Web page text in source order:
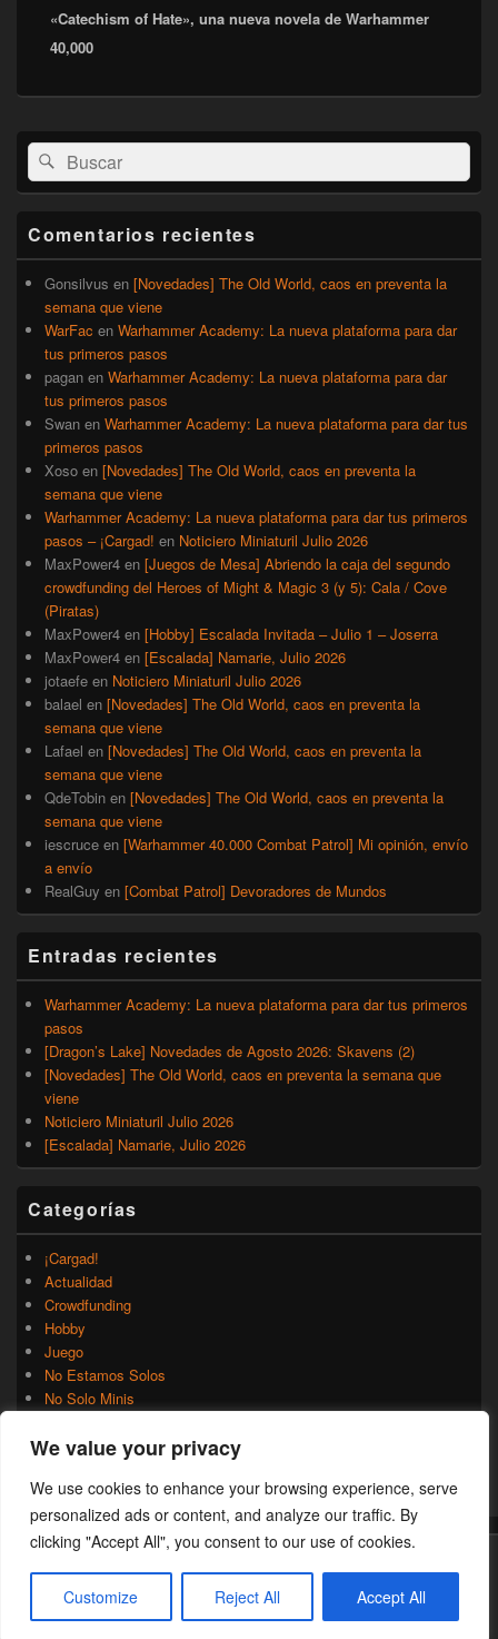
We value your privacy
We use cookies to enhance your browsing experience, serve
personalized ads or content, and analyze our traffic. By
clicking "Accept All", you consent to our use of cookies.
Customize Reject All Accept All
siguiente:
«Catechism of Hate», una nueva novela de Warhammer
40,000
El
área
de
widget
lateral
primaria
Buscar
por:
Buscar
Comentarios recientes
Gonsilvus en [Novedades] The Old World, caos en preventa la
semana que viene
WarFac en Warhammer Academy: La nueva plataforma para dar
tus primeros pasos
pagan en Warhammer Academy: La nueva plataforma para dar
tus primeros pasos
Swan en Warhammer Academy: La nueva plataforma para dar tus
primeros pasos
Xoso en [Novedades] The Old World, caos en preventa la
semana que viene
Warhammer Academy: La nueva plataforma para dar tus primeros
pasos – ¡Cargad! en Noticiero Miniaturil Julio 2026
MaxPower4 en [Juegos de Mesa] Abriendo la caja del segundo
crowdfunding del Heroes of Might & Magic 3 (y 5): Cala / Cove
(Piratas)
MaxPower4 en [Hobby] Escalada Invitada – Julio 1 – Joserra
MaxPower4 en [Escalada] Namarie, Julio 2026
jotaefe en Noticiero Miniaturil Julio 2026
balael en [Novedades] The Old World, caos en preventa la
semana que viene
Lafael en [Novedades] The Old World, caos en preventa la
semana que viene
QdeTobin en [Novedades] The Old World, caos en preventa la
semana que viene
iescruce en [Warhammer 40.000 Combat Patrol] Mi opinión, envío
a envío
RealGuy en [Combat Patrol] Devoradores de Mundos
Entradas recientes
Warhammer Academy: La nueva plataforma para dar tus primeros
pasos
[Dragon’s Lake] Novedades de Agosto 2026: Skavens (2)
[Novedades] The Old World, caos en preventa la semana que
viene
Noticiero Miniaturil Julio 2026
[Escalada] Namarie, Julio 2026
Categorías
¡Cargad!
Actualidad
Crowdfunding
Hobby
Juego
No Estamos Solos
No Solo Minis
Rumores
Uncategorized
Copyright © 2026 ¡Cargad!
. Todos los Derechos Reservados.